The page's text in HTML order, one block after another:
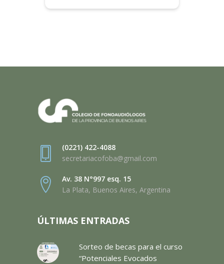
(0221) 422-4088
secretariacofoba@gmail.com
Av. 38 N°997 esq. 15
La Plata, Buenos Aires, Argentina
ÚLTIMAS ENTRADAS
Sorteo de becas para el curso
“Potenciales Evocados